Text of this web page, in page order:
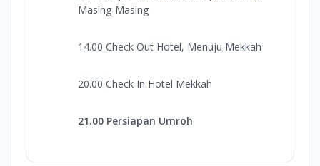
Masing-Masing
14.00 Check Out Hotel, Menuju Mekkah
20.00 Check In Hotel Mekkah
21.00 Persiapan Umroh